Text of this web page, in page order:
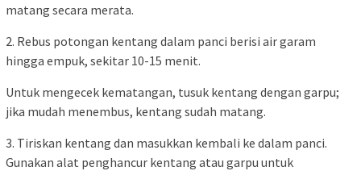
matang secara merata.
2. Rebus potongan kentang dalam panci berisi air garam
hingga empuk, sekitar 10-15 menit.
Untuk mengecek kematangan, tusuk kentang dengan garpu;
jika mudah menembus, kentang sudah matang.
3. Tiriskan kentang dan masukkan kembali ke dalam panci.
Gunakan alat penghancur kentang atau garpu untuk